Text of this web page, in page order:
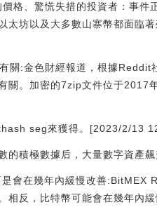
格、驚慌失措的投資者：事件
坊以及大多數山寨幣都面臨
關:金色財經報道，根據
關。加密的7zip文件位于2017
seg來獲得。[2023/2/13
積極數據后，大量數字資產飆
會在幾年內緩慢改善:BitMEX
反，比特幣可能會在幾年內